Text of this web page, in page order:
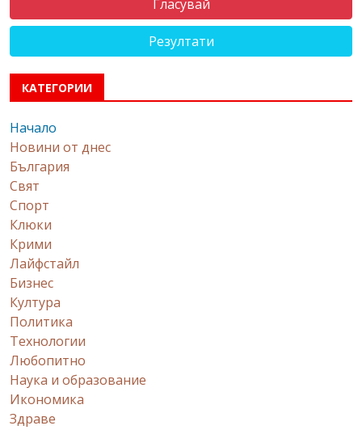
Резултати
КАТЕГОРИИ
Начало
Новини от днес
България
Свят
Спорт
Клюки
Крими
Лайфстайл
Бизнес
Култура
Политика
Технологии
Любопитно
Наука и образование
Икономика
Здраве